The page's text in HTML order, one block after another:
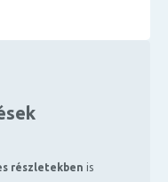
részletekben is